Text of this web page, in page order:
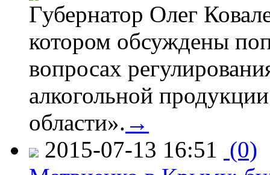
Губернатор Олег
котором обсуждены
вопросах
алкогольной
области». →
2015-07-13 16:51 (0)